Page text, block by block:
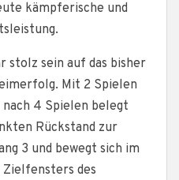
kämpferische und
stolz sein auf das bisher
Mit 2 Spielen
4 Spielen belegt
Rückstand zur
3 und bewegt sich im
des